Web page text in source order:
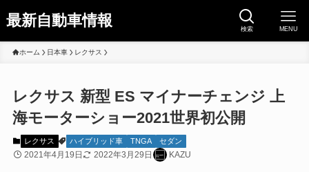
最新自動車情報 検索 MENU
ホーム 日本車 レクサス
レクサス 新型 ES マイナーチェンジ 上
海モーターショー2021世界初公開
レクサス ハイブリッド車 TNGA セダン
2021年4月19日 2022年3月29日 KAZU